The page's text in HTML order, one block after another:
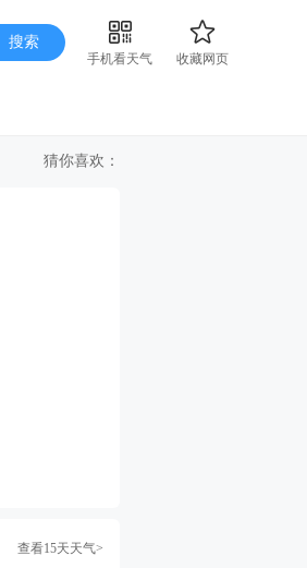
搜索
手机看天气
收藏网页
猜你喜欢：
查看15天天气>